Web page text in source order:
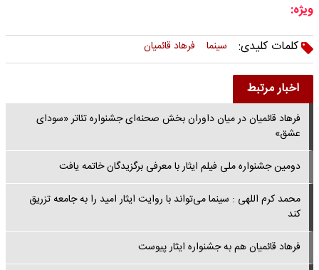
ویژه:
کلمات کلیدی:
سینما فرهاد قائمیان
اخبار مرتبط
فرهاد قائمیان در میان داوران بخش صحنه‌ای جشنواره تئاتر «سودای
عشق»
دومین جشنواره ملی فیلم ایثار با معرفی برگزیدگان خاتمه یافت
محمد کرم اللهی : سینما می‌تواند با روایت ایثار امید را به جامعه تزریق
کند
فرهاد قائمیان هم به جشنواره ایثار پیوست